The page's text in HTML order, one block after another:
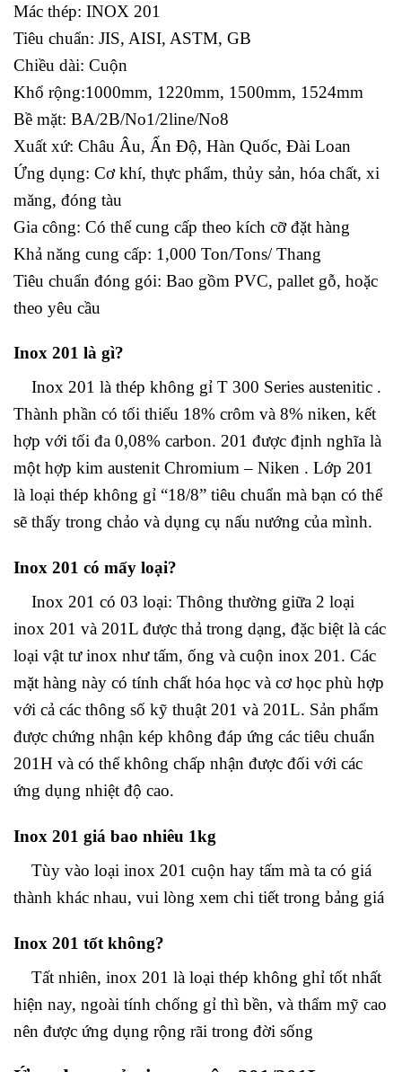
Mác thép: INOX 201
Tiêu chuẩn: JIS, AISI, ASTM, GB
Chiều dài: Cuộn
Khổ rộng:1000mm, 1220mm, 1500mm, 1524mm
Bề mặt: BA/2B/No1/2line/No8
Xuất xứ: Châu Âu, Ấn Độ, Hàn Quốc, Đài Loan
Ứng dụng: Cơ khí, thực phẩm, thủy sản, hóa chất, xi
măng, đóng tàu
Gia công: Có thể cung cấp theo kích cỡ đặt hàng
Khả năng cung cấp: 1,000 Ton/Tons/ Thang
Tiêu chuẩn đóng gói: Bao gồm PVC, pallet gỗ, hoặc
theo yêu cầu
Inox 201 là gì?
Inox 201 là thép không gỉ T 300 Series austenitic .
Thành phần có tối thiểu 18% crôm và 8% niken, kết
hợp với tối đa 0,08% carbon. 201 được định nghĩa là
một hợp kim austenit Chromium – Niken . Lớp 201
là loại thép không gỉ “18/8” tiêu chuẩn mà bạn có thể
sẽ thấy trong chảo và dụng cụ nấu nướng của mình.
Inox 201 có mấy loại?
Inox 201 có 03 loại: Thông thường giữa 2 loại
inox 201 và 201L được thả trong dạng, đặc biệt là các
loại vật tư inox như tấm, ống và cuộn inox 201. Các
mặt hàng này có tính chất hóa học và cơ học phù hợp
với cả các thông số kỹ thuật 201 và 201L. Sản phẩm
được chứng nhận kép không đáp ứng các tiêu chuẩn
201H và có thể không chấp nhận được đối với các
ứng dụng nhiệt độ cao.
Inox 201 giá bao nhiêu 1kg
Tùy vào loại inox 201 cuộn hay tấm mà ta có giá
thành khác nhau, vui lòng xem chi tiết trong bảng giá
Inox 201 tốt không?
Tất nhiên, inox 201 là loại thép không ghỉ tốt nhất
hiện nay, ngoài tính chống gỉ thì bền, và thẩm mỹ cao
nên được ứng dụng rộng rãi trong đời sống